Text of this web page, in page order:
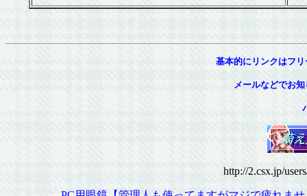
基本的にリンクはフ
メールなどでお
http://2.csx.jp/